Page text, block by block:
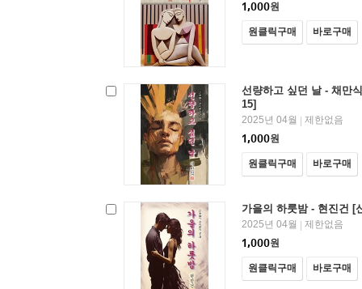
1,000원
원클릭구매 바로구매
선량하고 싶던 날 - 채만
15]
2025년 04월
제한없음
1,000원
원클릭구매 바로구매
가을의 하룻밤 - 현진건 [
2025년 04월
제한없음
1,000원
원클릭구매 바로구매